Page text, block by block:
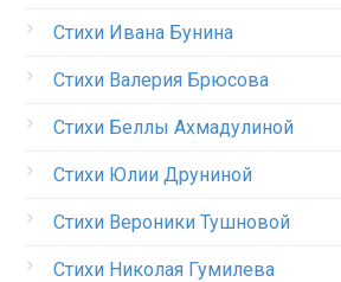
Стихи Ивана Бунина
Стихи Валерия Брюсова
Стихи Беллы Ахмадулиной
Стихи Юлии Друниной
Стихи Вероники Тушновой
Стихи Николая Гумилева